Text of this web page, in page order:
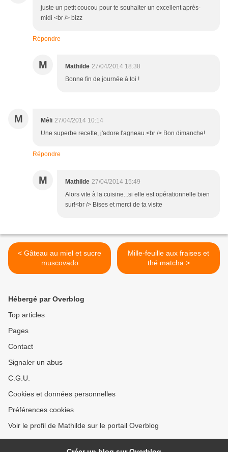
juste un petit coucou pour te souhaiter un excellent après-
midi <br /> bizz
Répondre
M Mathilde 27/04/2014 18:38
Bonne fin de journée à toi !
M Méli 27/04/2014 10:14
Une superbe recette, j'adore l'agneau.<br /> Bon dimanche!
Répondre
M Mathilde 27/04/2014 15:49
Alors vite à la cuisine...si elle est opérationnelle bien
sur!<br /> Bises et merci de ta visite
< Gâteau au miel et sucre
muscovado
Mille-feuille aux fraises et
thé matcha >
Hébergé par Overblog
Top articles
Pages
Contact
Signaler un abus
C.G.U.
Cookies et données personnelles
Préférences cookies
Voir le profil de Mathilde sur le portail Overblog